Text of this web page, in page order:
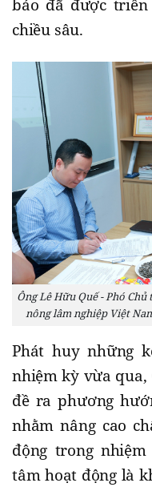
báo đã được
chiều sâu.
Ông Lê Hữu Quế - Phó
nông lâm nghiệp Việt
Phát huy những
nhiệm kỳ vừa qua,
đề ra phương
nhằm nâng cao
động trong
tâm hoạt động là